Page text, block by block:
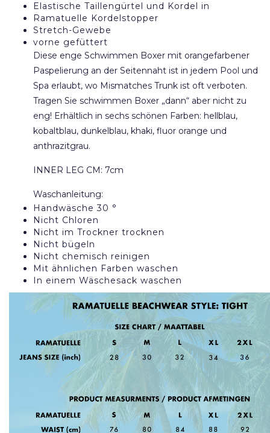
Elastische Taillengürtel und Kordel in
Ramatuelle Kordelstopper
Stretch-Gewebe
vorne gefüttert
Diese enge Schwimmen Boxer mit orangefarbener
Paspelierung an der Seitennaht ist in jedem Pool und
Spa erlaubt, wo Mismatches Trunk ist oft verboten.
Tragen Sie schwimmen Boxer „dann“ aber nicht zu
eng! Erhältlich in sechs schönen Farben: hellblau,
kobaltblau, dunkelblau, khaki, fluor orange und
anthrazitgrau.
INNER LEG CM: 7cm
Waschanleitung:
Handwäsche 30 °
Nicht Chloren
Nicht im Trockner trocknen
Nicht bügeln
Nicht chemisch reinigen
Mit ähnlichen Farben waschen
In einem Wäschesack waschen